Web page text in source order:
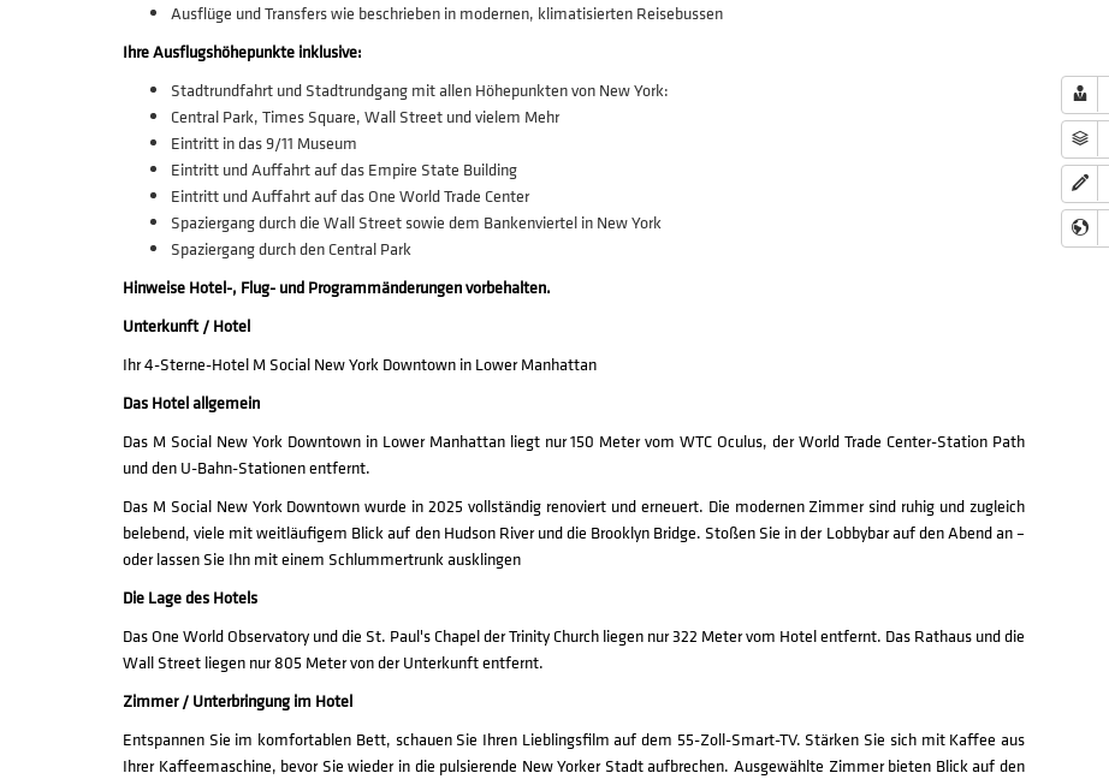
Ausflüge und Transfers wie beschrieben in modernen, klimatisierten Reisebussen
Ihre Ausflugshöhepunkte inklusive:
Stadtrundfahrt und Stadtrundgang mit allen Höhepunkten von New York:
Central Park, Times Square, Wall Street und vielem Mehr
Eintritt in das 9/11 Museum
Eintritt und Auffahrt auf das Empire State Building
Eintritt und Auffahrt auf das One World Trade Center
Spaziergang durch die Wall Street sowie dem Bankenviertel in New York
Spaziergang durch den Central Park
Hinweise Hotel-, Flug- und Programmänderungen vorbehalten.
Unterkunft / Hotel
Ihr 4-Sterne-Hotel M Social New York Downtown in Lower Manhattan
Das Hotel allgemein
Das M Social New York Downtown in Lower Manhattan liegt nur 150 Meter vom WTC Oculus, der World Trade Center-Station Path
und den U-Bahn-Stationen entfernt.
Das M Social New York Downtown wurde in 2025 vollständig renoviert und erneuert. Die modernen Zimmer sind ruhig und zugleich
belebend, viele mit weitläufigem Blick auf den Hudson River und die Brooklyn Bridge. Stoßen Sie in der Lobbybar auf den Abend an –
oder lassen Sie Ihn mit einem Schlummertrunk ausklingen
Die Lage des Hotels
Das One World Observatory und die St. Paul's Chapel der Trinity Church liegen nur 322 Meter vom Hotel entfernt. Das Rathaus und die
Wall Street liegen nur 805 Meter von der Unterkunft entfernt.
Zimmer / Unterbringung im Hotel
Entspannen Sie im komfortablen Bett, schauen Sie Ihren Lieblingsfilm auf dem 55-Zoll-Smart-TV. Stärken Sie sich mit Kaffee aus
Ihrer Kaffeemaschine, bevor Sie wieder in die pulsierende New Yorker Stadt aufbrechen. Ausgewählte Zimmer bieten Blick auf den